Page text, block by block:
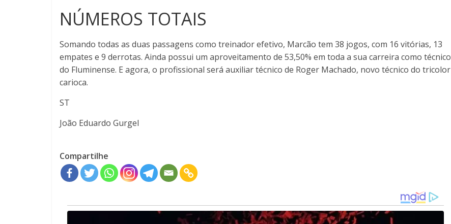
NÚMEROS TOTAIS
Somando todas as duas passagens como treinador efetivo, Marcão tem 38 jogos, com 16 vitórias, 13
empates e 9 derrotas. Ainda possui um aproveitamento de 53,50% em toda a sua carreira como técnico
do Fluminense. E agora, o profissional será auxiliar técnico de Roger Machado, novo técnico do tricolor
carioca.
ST
João Eduardo Gurgel
Compartilhe